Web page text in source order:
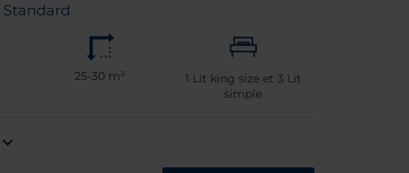
25-30 m² 1 Lit king size et 3 Lit
simple